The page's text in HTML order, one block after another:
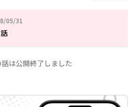
05/31
年05月31日
は公開終了しました